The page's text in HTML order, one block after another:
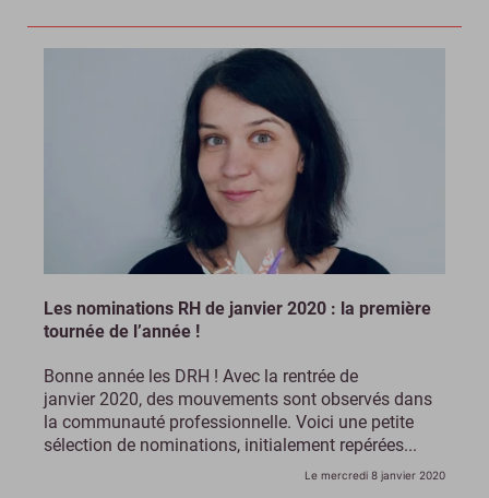
Les nominations RH de janvier 2020 : la première
tournée de l’année !
Bonne année les DRH ! Avec la rentrée de
janvier 2020, des mouvements sont observés dans
la communauté professionnelle. Voici une petite
sélection de nominations, initialement repérées...
Le mercredi 8 janvier 2020